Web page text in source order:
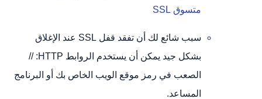
متسوق SSL
سبب شائع لك أن تفقد قفل SSL عند الإغلاق
بشكل جيد يمكن أن يستخدم الروابط HTTP: //
الصعب في رمز موقع الويب الخاص بك أو البرنامج
المساعد.